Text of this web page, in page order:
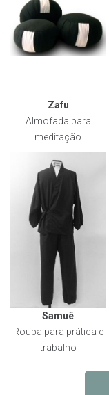
Zafu
Almofada para
meditação
Samuê
Roupa para prática e
trabalho